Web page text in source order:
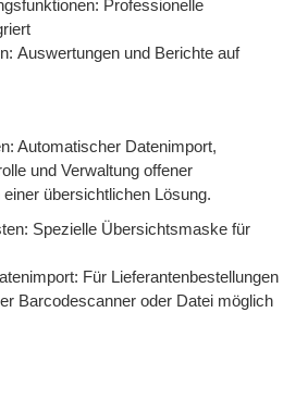
Professionelle
Auswertungen und Berichte auf
Automatischer Datenimport,
und Verwaltung offener
übersichtlichen Lösung.
Spezielle Übersichtsmaske für
Für Lieferantenbestellungen
Barcodescanner oder Datei möglich